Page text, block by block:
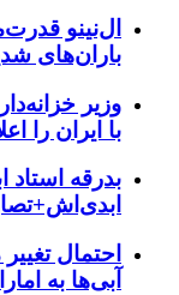
ال‌نینو
باران‌های
وزیر
با ایران را
بدرقه استاد
احتمال
آبی‌ها به